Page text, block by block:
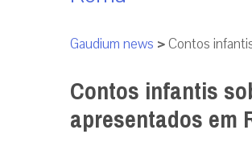
Gaudium news >Contos
Contos infantis
apresentados em